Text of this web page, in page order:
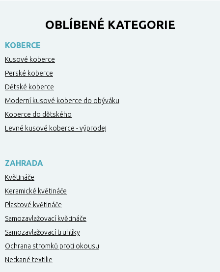
OBLÍBENÉ KATEGORIE
KOBERCE
Kusové koberce
Perské koberce
Dětské koberce
Moderní kusové koberce do obýváku
Koberce do dětského
Levné kusové koberce - výprodej
ZAHRADA
Květináče
Keramické květináče
Plastové květináče
Samozavlažovací květináče
Samozavlažovací truhlíky
Ochrana stromků proti okousu
Netkané textilie